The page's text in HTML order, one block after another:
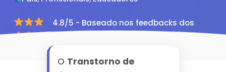
4.8/5 - Baseado nos feedbacks dos
nossos usuários
O Transtorno de